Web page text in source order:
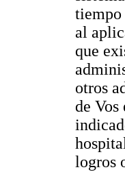
tiempo
al
que
otros
de
logros